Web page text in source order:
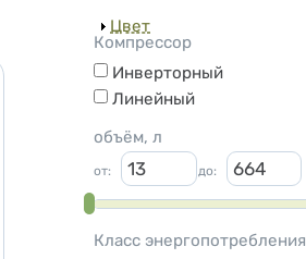
Показать
Цвет
Компрессор
Инверторный
Линейный
объём, л
от: до:
Класс энергопотребления